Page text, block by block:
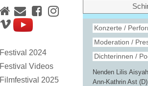
Festival 2024
Festival Videos
Filmfestival 2025
Konzerte /
Moderation /
Dichterinnen /
Nenden Lilis
Ann-Kathrin Ast (D)